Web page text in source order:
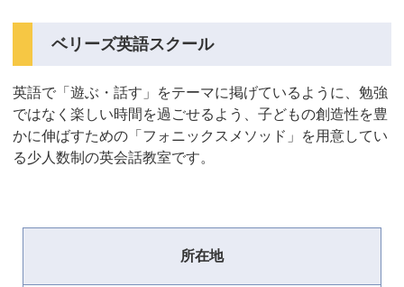
ベリーズ英語スクール
英語で「遊ぶ・話す」をテーマに掲げているように、勉強
ではなく楽しい時間を過ごせるよう、子どもの創造性を豊
かに伸ばすための「フォニックスメソッド」を用意してい
る少人数制の英会話教室です。
所在地